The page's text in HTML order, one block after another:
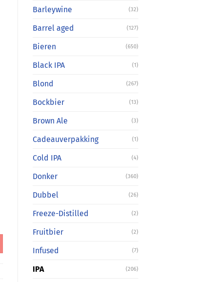
Barleywine (32)
Barrel aged (127)
Bieren (650)
Black IPA (1)
Blond (267)
Bockbier (13)
Brown Ale (3)
Cadeauverpakking (1)
Cold IPA (4)
Donker (360)
Dubbel (26)
Freeze-Distilled (2)
Fruitbier (2)
Infused (7)
IPA (206)